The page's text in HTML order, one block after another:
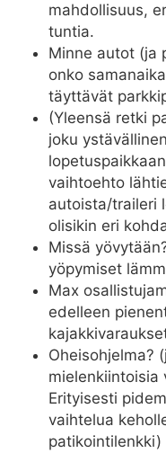
mahdollisuus,
tuntia.
Minne autot (ja
onko
täyttävät
(Yleensä retki
joku
vaihtoehto
autoista/traileri
olisikin eri
Missä
yöpymiset
Max
edelleen
Oheisohjelma?
mielenkiintoisia
Erityisesti
vaihtelua
patikointilenkki)